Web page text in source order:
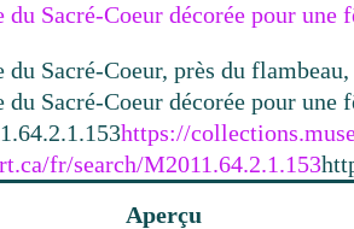
du Sacré-Coeur décorée pour une
du Sacré-Coeur, près du
du Sacré-Coeur décorée pour une
https://
fr/search/M2011.64.2.1.153
Aperçu